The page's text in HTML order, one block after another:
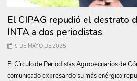
El CIPAG repudió el destrato
INTA a dos periodistas
9 DE MAYO DE 2025
El Círculo de Periodistas Agropecuarios de
comunicado expresando su más enérgico